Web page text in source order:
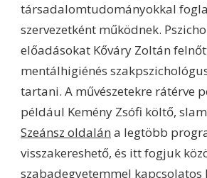
társadalomtudományokkal
szervezetként működnek.
előadásokat Kőváry Zoltán
mentálhigiénés
tartani. A művészetekre rátérve
például Kemény Zsófi költő,
Szeánsz oldalán a legtöbb
visszakereshető, és itt fogjuk
szabadegyetemmel kapcsolatos